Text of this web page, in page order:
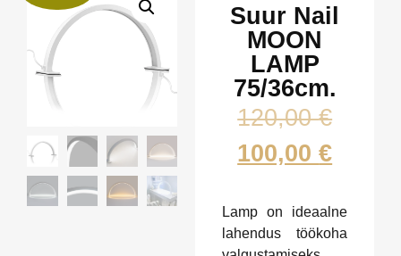
Suur Nail
MOON
LAMP
75/36cm.
120,00€
100,00€
Lamp on ideaalne
lahendus töökoha